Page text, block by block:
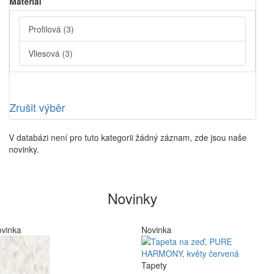
Profilová (3)
Vliesová (3)
Zrušit výběr
V databázi není pro tuto kategorii žádný záznam, zde jsou naše
novinky.
Novinky
Novinka
Tapety